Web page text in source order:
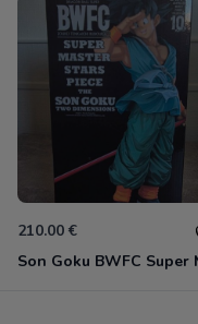
210.00 €